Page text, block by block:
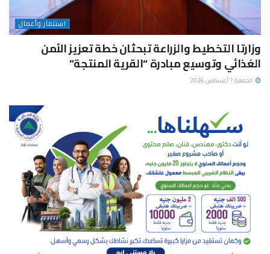
استثمار وأعمال
وزارتا التخطيط والزراعة تبحثان خطة تعزيز الأمن
الغذائي وتوسيع مبادرة “القرية المنتجة”
الجمعة 7 أغسطس 2026